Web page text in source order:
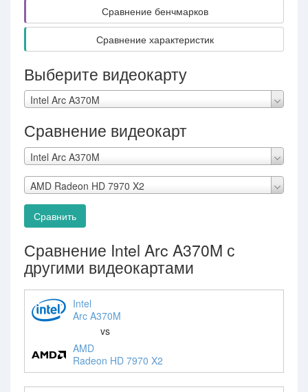
Сравнение бенчмарков
Сравнение характеристик
Выберите видеокарту
Intel Arc A370M
Сравнение видеокарт
Intel Arc A370M
AMD Radeon HD 7970 X2
Сравнить
Сравнение Intel Arc A370M с
другими видеокартами
Intel
Arc A370M
vs
AMD
Radeon HD 7970 X2